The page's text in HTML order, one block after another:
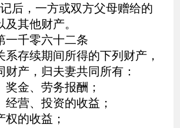
记后，一方或双方父母赠给的
其他财产。
一千零六十二条
系存续期间所得的下列财产，
财产，归夫妻共同所有：
奖金、劳务报酬；
经营、投资的收益；
权的收益；